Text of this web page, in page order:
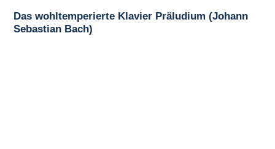
Das wohltemperierte Klavier Präludium (Johann
Sebastian Bach)